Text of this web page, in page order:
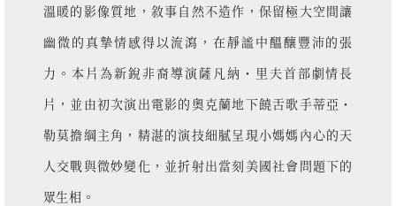
溫暖的影像質地，敘事自然不造作，保留極大空間讓
幽微的真摯情感得以流瀉，在靜謐中醞釀豐沛的張
力。本片為新銳非裔導演薩凡納・里夫首部劇情長
片，並由初次演出電影的奧克蘭地下饒舌歌手蒂亞・
勒莫擔綱主角，精湛的演技細膩呈現小媽媽內心的天
人交戰與微妙變化，並折射出當刻美國社會問題下的
眾生相。